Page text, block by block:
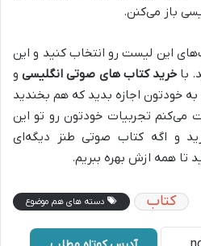
باز می‌کنن.
این لیست رو انتخاب کنید و این
باخرید کتاب های صوتی انگلیسیو
به خودتون اجازه بدید که هم بخندید
می‌کنم تجربیات خودتون رو تو این
و اگه کتاب صوتی طنز دیگه‌ای
تا همه ازش بهره ببریم.
دسته های هم موضوع کتاب